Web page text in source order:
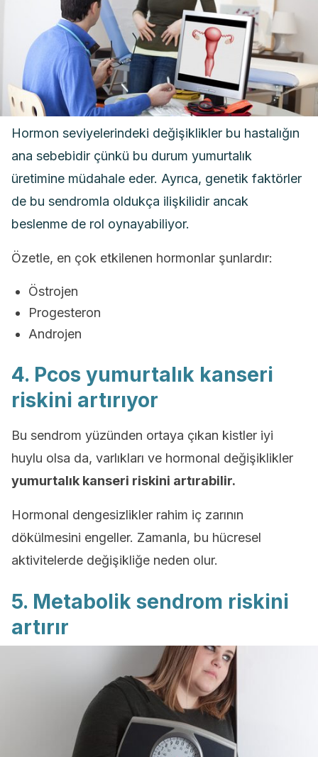
Hormon seviyelerindeki değişiklikler bu hastalığın
ana sebebidir çünkü bu durum yumurtalık
üretimine müdahale eder. Ayrıca, genetik faktörler
de bu sendromla oldukça ilişkilidir ancak
beslenme de rol oynayabiliyor.
Özetle, en çok etkilenen hormonlar şunlardır:
Östrojen
Progesteron
Androjen
4. Pcos yumurtalık kanseri
riskini artırıyor
Bu sendrom yüzünden ortaya çıkan kistler iyi
huylu olsa da, varlıkları ve hormonal değişiklikler
yumurtalık kanseri riskini artırabilir.
Hormonal dengesizlikler rahim iç zarının
dökülmesini engeller. Zamanla, bu hücresel
aktivitelerde değişikliğe neden olur.
5. Metabolik sendrom riskini
artırır